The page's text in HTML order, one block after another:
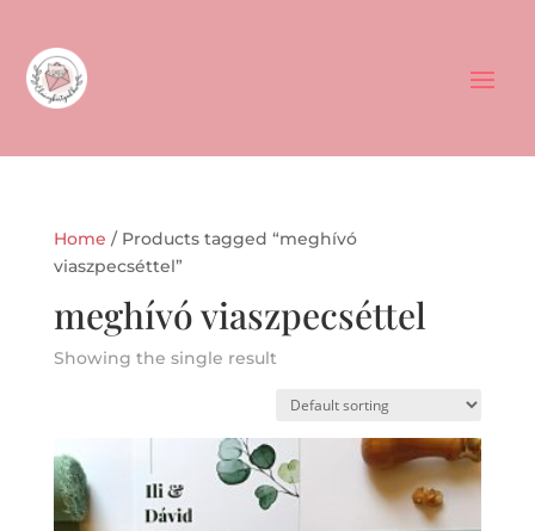
Home / Products tagged “meghívó
viaszpecséttel”
meghívó viaszpecséttel
Showing the single result